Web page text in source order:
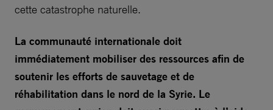
cette catastrophe naturelle.
La communauté internationale doit
immédiatement mobiliser des ressources afin de
soutenir les efforts de sauvetage et de
réhabilitation dans le nord de la Syrie. Le